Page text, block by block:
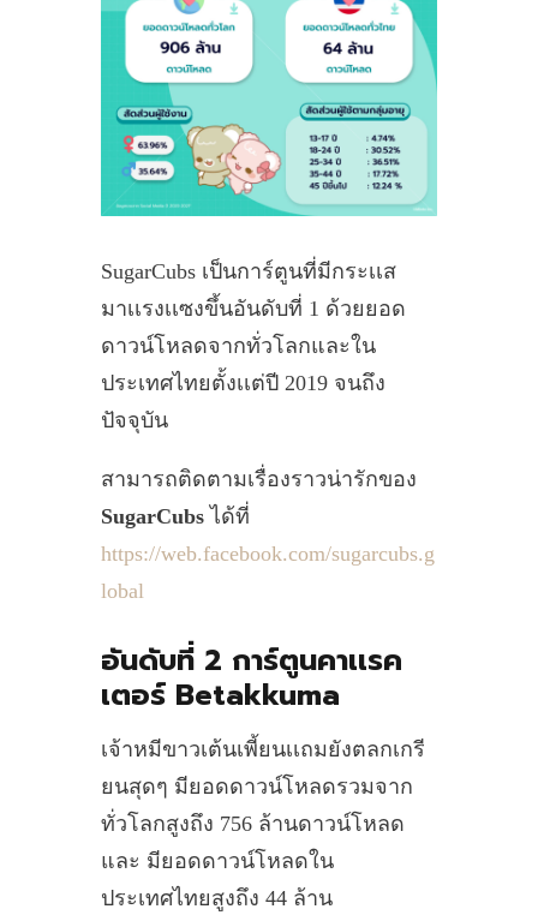
SugarCubs เป็นการ์ตูนที่มีกระเเส
มาเเรงเเซงขึ้นอันดับที่ 1 ด้วยยอด
ดาวน์โหลดจากทั่วโลกและใน
ประเทศไทยตั้งเเต่ปี 2019 จนถึง
ปัจจุบัน
สามารถติดตามเรื่องราวน่ารักของ
SugarCubs ได้ที่
https://web.facebook.com/sugarcubs.g
lobal
อันดับที่ 2 การ์ตูนคาเเรค
เตอร์ Betakkuma
เจ้าหมีขาวเต้นเพี้ยนเเถมยังตลกเกรี
ยนสุดๆ มียอดดาวน์โหลดรวมจาก
ทั่วโลกสูงถึง 756 ล้านดาวน์โหลด
และ มียอดดาวน์โหลดใน
ประเทศไทยสูงถึง 44 ล้าน